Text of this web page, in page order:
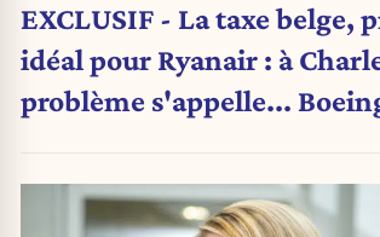
EXCLUSIF - La taxe belge,
idéal pour Ryanair : à
problème s'appelle...